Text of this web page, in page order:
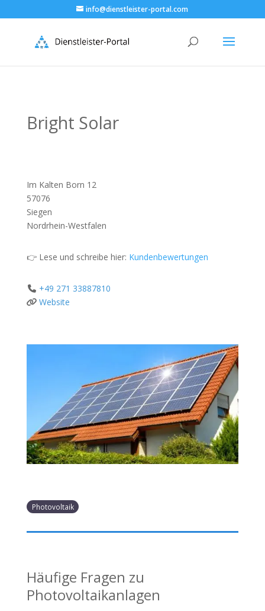
info@dienstleister-portal.com
Bright Solar
Im Kalten Born 12
57076
Siegen
Nordrhein-Westfalen
👉 Lese und schreibe hier: Kundenbewertungen
+49 271 33887810
Website
Photovoltaik
Häufige Fragen zu
Photovoltaikanlagen